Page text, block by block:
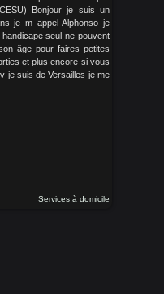
Bonjour je suis un
je m appel Alphonso je
seul ne pouvent
âge pour faires petites
et plus encore si vous
je suis de Versailles je me
Services à domicile